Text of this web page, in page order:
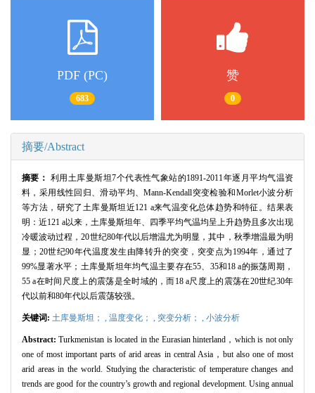
PDF (PC)
683
赞
0
摘要/Abstract
摘要： 利用土库曼斯坦7个代表性气象站的1891-2011年逐月平均气温资
料，采用线性回归、滑动平均、Mann-Kendall突变检验和Morlet小波分析
等方法，研究了土库曼斯坦近121 a来气温变化总体趋势和特征。结果表
明：近121 a以来，土库曼斯坦年、四季平均气温均呈上升趋势且多次出现
冷暖波动过程，20世纪80年代以后增温尤为明显，其中，秋季增温最为明
显；20世纪90年代温度发生由降转升的突变，突变点为1994年，通过了
99%显著水平；土库曼斯坦年均气温主要存在55、35和18 a的振荡周期，
55 a在时间尺度上的震荡是全时域的，而18 a尺度上的震荡在20世纪30年
代以前和80年代以后震荡较强。
关键词: 土库曼斯坦； , 温度变化； , 突变分析； , 小波分析
Abstract:Turkmenistan is located in the Eurasian hinterland，which is not only
one of most important parts of arid areas in central Asia，but also one of most
arid areas in the world. Studying the characteristic of temperature changes and
trends are good for the country’s growth and regional development. Using annual